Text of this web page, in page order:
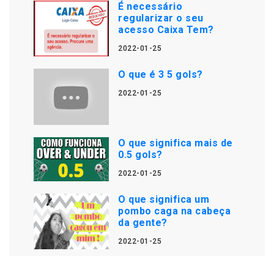
É necessário
regularizar o seu
acesso Caixa Tem?
2022-01-25
O que é 3 5 gols?
2022-01-25
O que significa mais de
0.5 gols?
2022-01-25
O que significa um
pombo caga na cabeça
da gente?
2022-01-25